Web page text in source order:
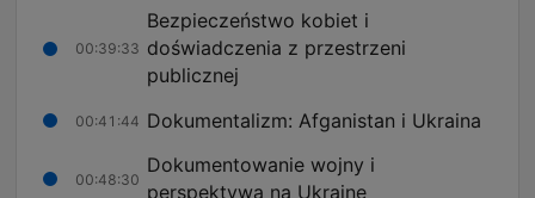
00:39:33
Bezpieczeństwo kobiet i
doświadczenia z przestrzeni
publicznej
00:41:44 Dokumentalizm: Afganistan i Ukraina
00:48:30
Dokumentowanie wojny i
perspektywa na Ukrainę